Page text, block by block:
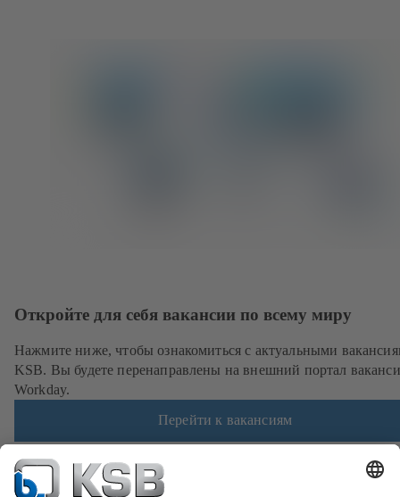
Откройте для себя вакансии по всему миру
Нажмите ниже, чтобы ознакомиться с актуальными
KSB. Вы будете перенаправлены на внешний портал
Workday.
Перейти к вакансиям